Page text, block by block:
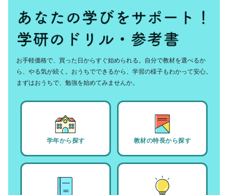
お手軽価格で、買った日からすぐ始められる。自分で教材を選べるか
ら、やる気が続く。おうちでできるから、学習の様子もわかって安心。
まずはおうちで、勉強を始めてみませんか。
学年から探す 教材の特長から探す